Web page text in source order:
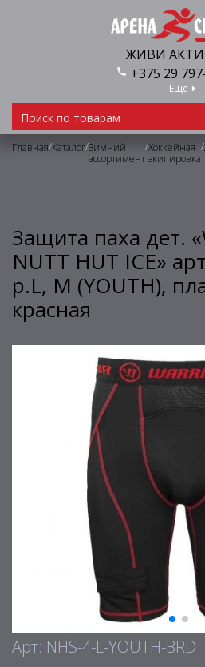
ЖИВИ
+375 29
Еще
Главная/Каталог/Зимний
ассортимент
/Хоккейная
экипировка
/
Защита паха дет.
NUTT HUT ICE»
р.L, М (YOUTH),
красная
Арт: NHS-4-L-YOUTH-BRD